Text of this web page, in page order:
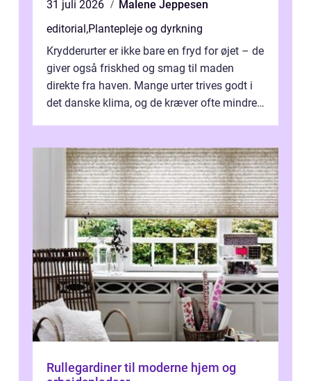
31 juli 2026
Malene Jeppesen
editorial,Plantepleje og dyrkning
Krydderurter er ikke bare en fryd for øjet – de
giver også friskhed og smag til maden
direkte fra haven. Mange urter trives godt i
det danske klima, og de kræver ofte mindre
Rullegardiner til moderne hjem og